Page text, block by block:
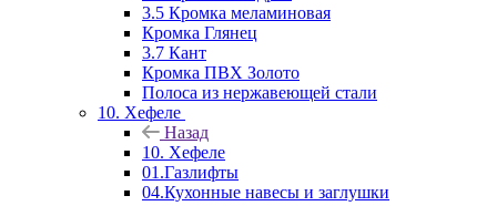
3.5 Кромка меламиновая
Кромка Глянец
3.7 Кант
Кромка ПВХ Золото
Полоса из нержавеющей стали
10. Хефеле
Назад
10. Хефеле
01.Газлифты
04.Кухонные навесы и заглушки